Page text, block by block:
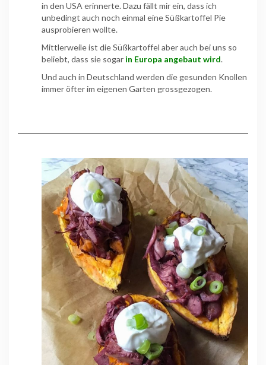
in den USA erinnerte. Dazu fällt mir ein, dass ich
unbedingt auch noch einmal eine Süßkartoffel Pie
ausprobieren wollte.
Mittlerweile ist die Süßkartoffel aber auch bei uns so
beliebt, dass sie sogar in Europa angebaut wird.
Und auch in Deutschland werden die gesunden Knollen
immer öfter im eigenen Garten grossgezogen.